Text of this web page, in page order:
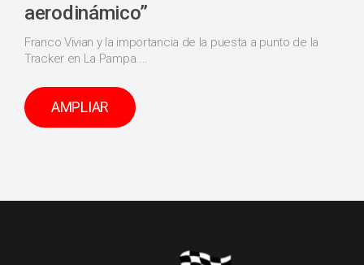
aerodinámico”
Franco Vivian y la importancia de la puesta a punto de la
Tracker en La Pampa....
AMPLIAR